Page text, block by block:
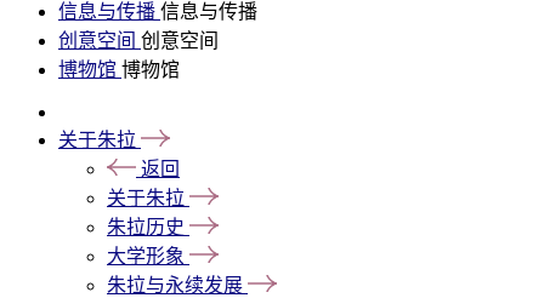
信息与传播 信息与传播
创意空间 创意空间
博物馆 博物馆
关于朱拉
返回
关于朱拉
朱拉历史
大学形象
朱拉与永续发展